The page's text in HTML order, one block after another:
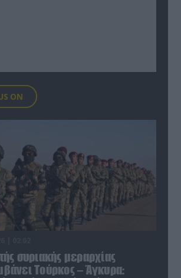
ON
συριακής μεραρχίας
Τούρκος – Άγκυρα: